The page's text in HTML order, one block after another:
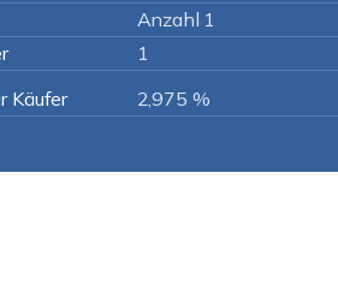
Anzahl 1
1
Käufer
2,975 %